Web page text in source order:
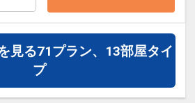
ルウォーターをご用意
泊につき１本）
に変更可能♪（朝食付プ
ただいた後表示される
確認画面」でご確認くだ
見る71プラン、13部屋タイ
プ